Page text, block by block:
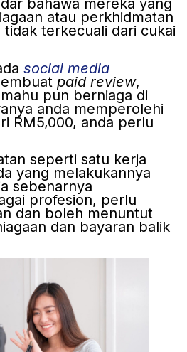
bahawa mereka yang
atau perkhidmatan
tidak terkecuali dari cukai
social media
paid review,
pun berniaga di
anda memperolehi
RM5,000, anda perlu
seperti satu kerja
yang melakukannya
sebenarnya
profesion, perlu
dan boleh menuntut
dan bayaran balik